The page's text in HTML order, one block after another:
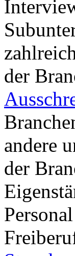
der
andere
der